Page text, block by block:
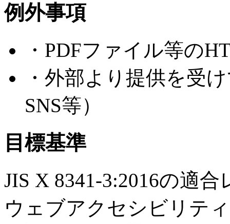
例外事項
・PDFファイル等の
・外部より提供を受
SNS等）
目標基準
JIS X 8341-3:2016の適
ウェブアクセシビリテ